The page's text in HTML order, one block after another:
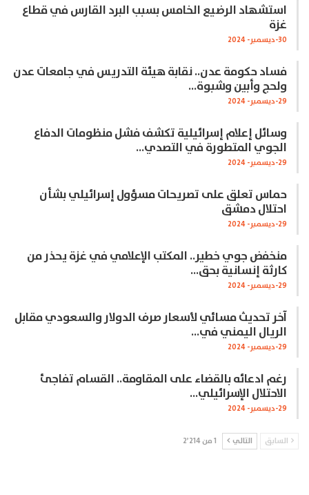
استشهاد الرضيع الخامس بسبب البرد القارس في قطاع
غزة
30-ديسمبر- 2024
فساد حكومة عدن.. نقابة هيئة التدريس في جامعات عدن
ولحج وأبين وشبوة…
29-ديسمبر- 2024
وسائل إعلام إسرائيلية تكشف فشل منظومات الدفاع
الجوي المتطورة في التصدي…
29-ديسمبر- 2024
حماس تعلق على تصريحات مسؤول إسرائيلي بشأن
احتلال دمشق
29-ديسمبر- 2024
منخفض جوي خطير.. المكتب الإعلامي في غزة يحذر من
كارثة إنسانية بحق…
29-ديسمبر- 2024
آخر تحديث مسائي لأسعار صرف الدولار والسعودي مقابل
الريال اليمني في…
29-ديسمبر- 2024
رغم ادعائه بالقضاء على المقاومة.. القسام تفاجئ
الاحتلال الإسرائيلي…
29-ديسمبر- 2024
السابق التالي 1 من 2٬214